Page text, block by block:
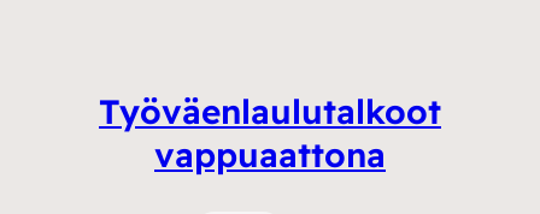
Työväenlaulutalkoot
vappuaattona